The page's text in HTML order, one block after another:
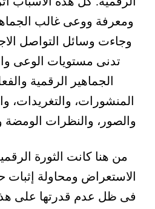
ومعرفة ووعى غالب
وجاءت وسائل التواصل
تدنى مستويات الوعى
الجماهير الرقمية
المنشورات، والتغريدات،
والصور، والنظرات الومضة
من هنا كانت الثورة
الاستعراض ومحاولة إثبات
فى ظل عدم قدرتها على